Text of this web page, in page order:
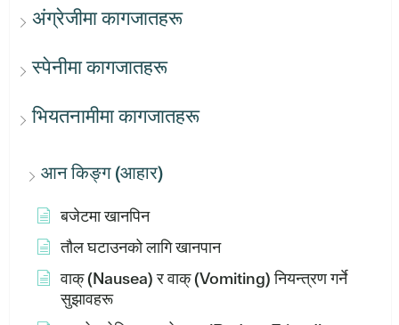
अंग्रेजीमा कागजातहरू
स्पेनीमा कागजातहरू
भियतनामीमा कागजातहरू
आन किङ्ग (आहार)
बजेटमा खानपिन
तौल घटाउनको लागि खानपान
वाक् (Nausea) र वाक् (Vomiting) नियन्त्रण गर्ने
सुझावहरू